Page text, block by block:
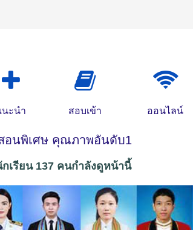
นะนำ สอบเข้า ออนไลน์
อนพิเศษ คุณภาพอันดับ1
กเรียน 137 คนกำลังดูหน้านี้